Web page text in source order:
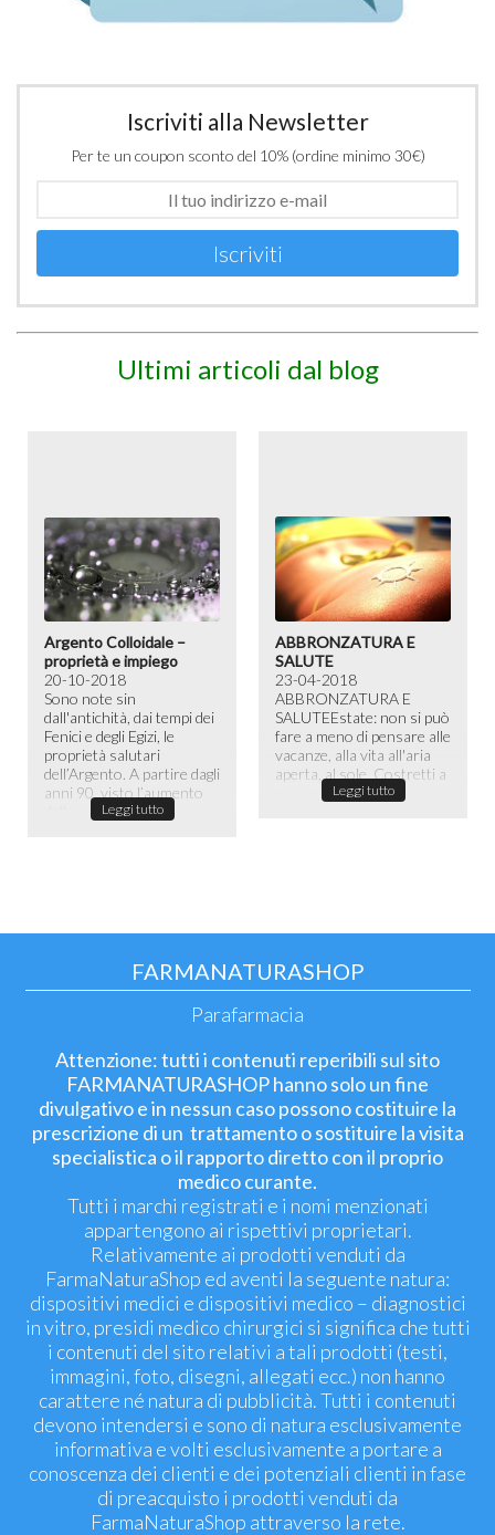
Iscriviti alla Newsletter
Per te un coupon sconto del 10% (ordine minimo 30€)
Iscriviti
Ultimi articoli dal blog
Argento Colloidale –
proprietà e impiego
20-10-2018
Sono note sin
dall'antichità, dai tempi dei
Fenici e degli Egizi, le
proprietà salutari
dell’Argento. A partire dagli
anni 90, visto l’aumento
Leggi tutto
ABBRONZATURA E
SALUTE
23-04-2018
ABBRONZATURA E
SALUTE​ Estate: non si può
fare a meno di pensare alle
vacanze, alla vita all'aria
aperta, al sole. Costretti a
passare la maggior ...
Leggi tutto
FARMANATURASHOP
Parafarmacia
Attenzione: tutti i contenuti reperibili sul sito
FARMANATURASHOP hanno solo un fine
divulgativo e in nessun caso possono costituire la
prescrizione di un trattamento o sostituire la visita
specialistica o il rapporto diretto con il proprio
medico curante.
Tutti i marchi registrati e i nomi menzionati
appartengono ai rispettivi proprietari.
Relativamente ai prodotti venduti da
FarmaNaturaShop ed aventi la seguente natura:
dispositivi medici e dispositivi medico – diagnostici
in vitro, presidi medico chirurgici si significa che tutti
i contenuti del sito relativi a tali prodotti (testi,
immagini, foto, disegni, allegati ecc.) non hanno
carattere né natura di pubblicità. Tutti i contenuti
devono intendersi e sono di natura esclusivamente
informativa e volti esclusivamente a portare a
conoscenza dei clienti e dei potenziali clienti in fase
di preacquisto i prodotti venduti da
FarmaNaturaShop attraverso la rete.